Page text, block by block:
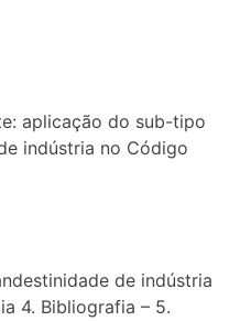
aplicação do sub-tipo
indústria no Código
de indústria
4. Bibliografia – 5.